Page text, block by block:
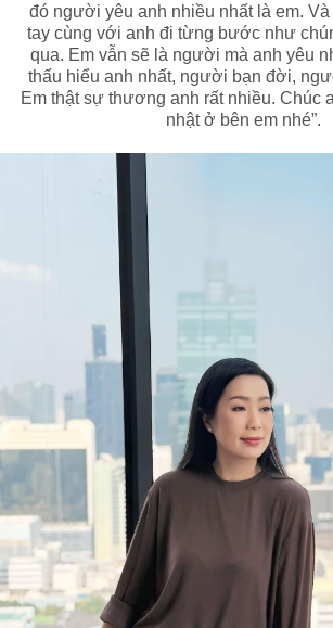
đó người yêu anh nhiều nhất là em.
tay cùng với anh đi từng bước như
qua. Em vẫn sẽ là người mà anh yêu
thấu hiểu anh nhất, người bạn đời,
Em thật sự thương anh rất nhiều. Chúc
nhật ở bên em nhé”.